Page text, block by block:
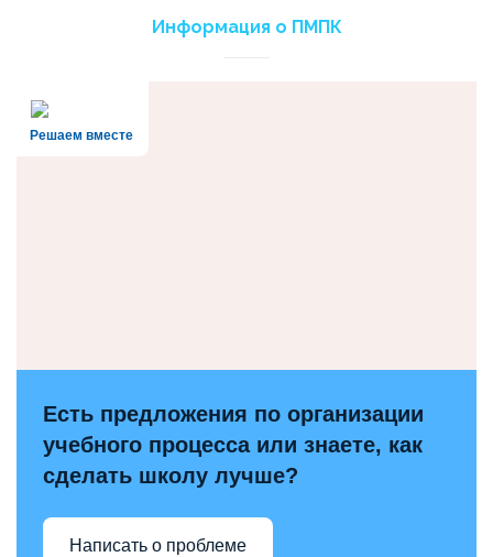
Информация о ПМПК
Решаем вместе
Есть предложения по организации
учебного процесса или знаете, как
сделать школу лучше?
Написать о проблеме